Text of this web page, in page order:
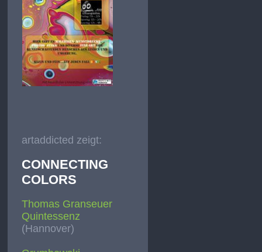
artaddicted zeigt:
CONNECTING
COLORS
Thomas Granseuer
Quintessenz
(Hannover)